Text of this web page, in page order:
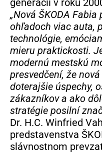
generácii v roku
„Nová ŠKODA
ohľadoch viac auta,
technológie,
mieru praktickosti.
modernú mestskú
presvedčení, že
doterajšie úspechy,
zákazníkov a ako
stratégie posilní
Dr. H.C. Winfried
predstavenstva
slávnostnom